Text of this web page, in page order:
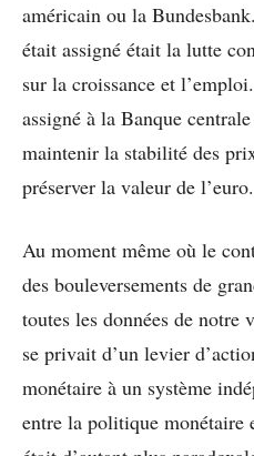
américain ou la
était assigné était la lutte
sur la croissance et
assigné à la Banque
maintenir la stabilité des
préserver la valeur de l’euro.
Au moment même où le
des bouleversements de
toutes les données de
se privait d’un levier
monétaire à un système
entre la politique